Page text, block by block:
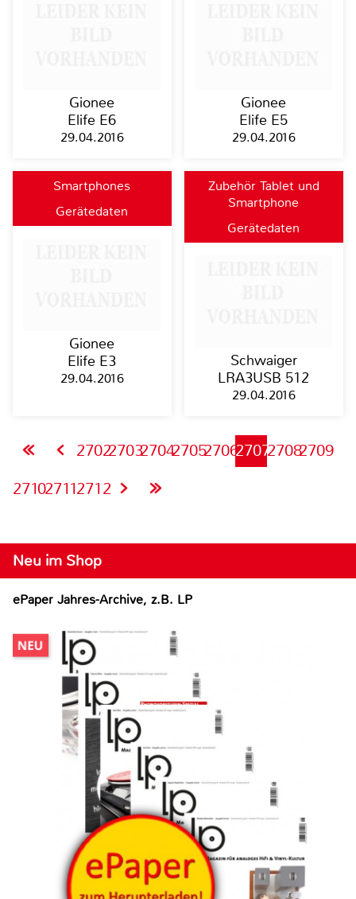
Gionee
Elife E6
29.04.2016
Gionee
Elife E5
29.04.2016
Smartphones
Gerätedaten
Gionee
Elife E3
29.04.2016
Zubehör Tablet und
Smartphone
Gerätedaten
Schwaiger
LRA3USB 512
29.04.2016
27022703270427052706270727082709
271027112712
Neu im Shop
ePaper Jahres-Archive, z.B. LP